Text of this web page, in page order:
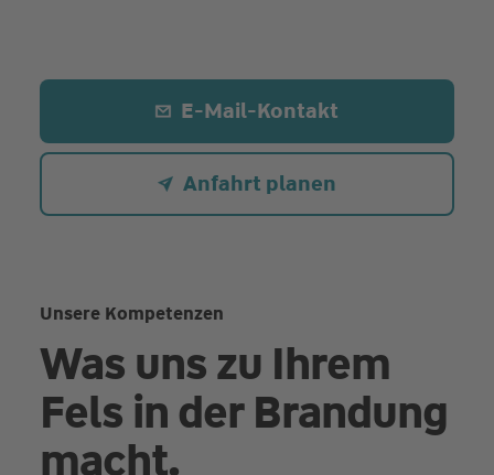
E-Mail-Kontakt
Anfahrt planen
Unsere Kompetenzen
Was uns zu Ihrem
Fels in der Brandung
macht.